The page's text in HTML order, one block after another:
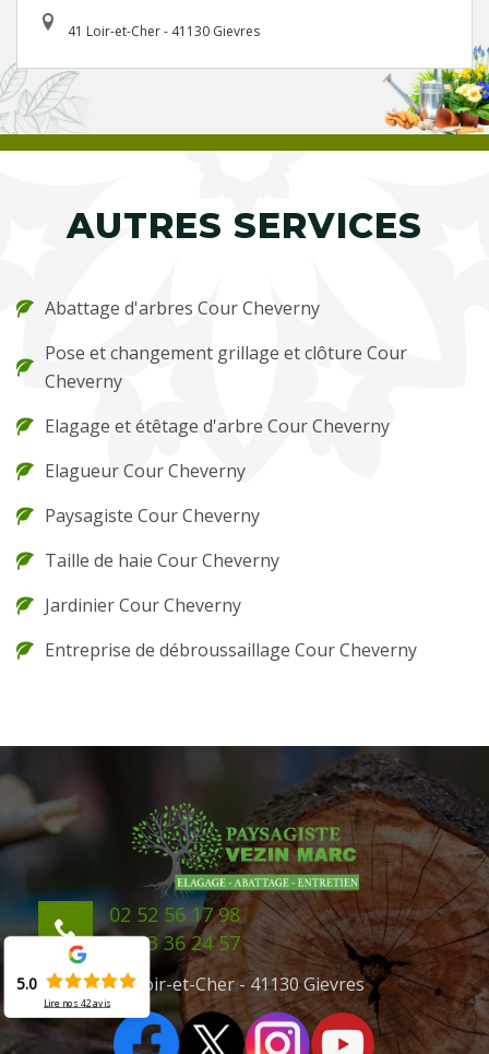
41 Loir-et-Cher - 41130 Gievres
AUTRES SERVICES
Abattage d'arbres Cour Cheverny
Pose et changement grillage et clôture Cour
Cheverny
Elagage et étêtage d'arbre Cour Cheverny
Elagueur Cour Cheverny
Paysagiste Cour Cheverny
Taille de haie Cour Cheverny
Jardinier Cour Cheverny
Entreprise de débroussaillage Cour Cheverny
02 52 56 17 98
06 43 36 24 57
41 Loir-et-Cher - 41130 Gievres
5.0
Lire nos 42avis